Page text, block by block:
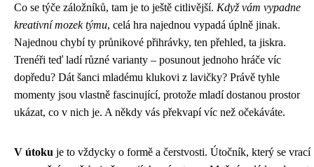
Co se týče záložníků, tam je to ještě citlivější. Když vám vypadne
kreativní mozek týmu, celá hra najednou vypadá úplně jinak.
Najednou chybí ty průnikové přihrávky, ten přehled, ta jiskra.
Trenéři teď ladí různé varianty – posunout jednoho hráče víc
dopředu? Dát šanci mladému klukovi z lavičky? Právě tyhle
momenty jsou vlastně fascinující, protože mladí dostanou prostor
ukázat, co v nich je. A někdy vás překvapí víc než očekáváte.
V útoku je to vždycky o formě a čerstvosti. Útočník, který se vrací